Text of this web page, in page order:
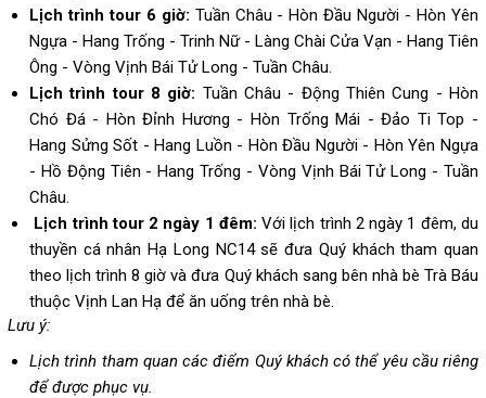
Lịch trình tour 6 giờ: Tuần Châu - Hòn Đầu Người - Hòn Yên
Ngựa - Hang Trống - Trinh Nữ - Làng Chài Cửa Vạn - Hang Tiên
Ông - Vòng Vịnh Bái Tử Long - Tuần Châu.
Lịch trình tour 8 giờ: Tuần Châu - Động Thiên Cung - Hòn
Chó Đá - Hòn Đỉnh Hương - Hòn Trống Mái - Đảo Ti Top -
Hang Sửng Sốt - Hang Luồn - Hòn Đầu Người - Hòn Yên Ngựa
- Hồ Động Tiên - Hang Trống - Vòng Vịnh Bái Tử Long - Tuần
Châu.
Lịch trình tour 2 ngày 1 đêm:Với lịch trình 2 ngày 1 đêm, du
thuyền cá nhân Hạ Long NC14 sẽ đưa Quý khách tham quan
theo lịch trình 8 giờ và đưa Quý khách sang bên nhà bè Trà Báu
thuộc Vịnh Lan Hạ để ăn uống trên nhà bè.
Lưu ý:
Lịch trình tham quan các điểm Quý khách có thể yêu cầu riêng
để được phục vụ.